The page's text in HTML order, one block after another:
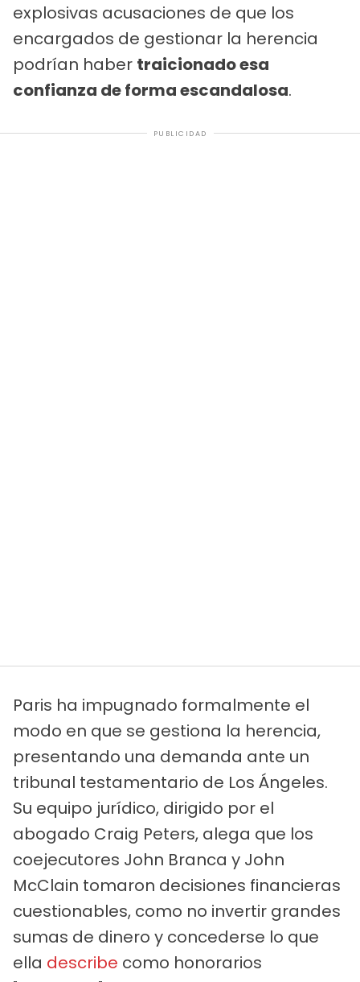
explosivas acusaciones de que los
encargados de gestionar la herencia
podrían haber traicionado esa
confianza de forma escandalosa.
PUBLICIDAD
Paris ha impugnado formalmente el
modo en que se gestiona la herencia,
presentando una demanda ante un
tribunal testamentario de Los Ángeles.
Su equipo jurídico, dirigido por el
abogado Craig Peters, alega que los
coejecutores John Branca y John
McClain tomaron decisiones financieras
cuestionables, como no invertir grandes
sumas de dinero y concederse lo que
ella describe como honorarios